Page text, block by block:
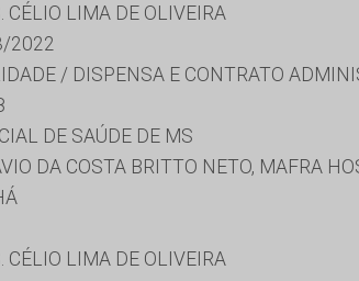
CÉLIO LIMA DE OLIVEIRA
2022
/ DISPENSA E CONTRATO
DE SAÚDE DE MS
DA COSTA BRITTO NETO, MAFRA
CÉLIO LIMA DE OLIVEIRA